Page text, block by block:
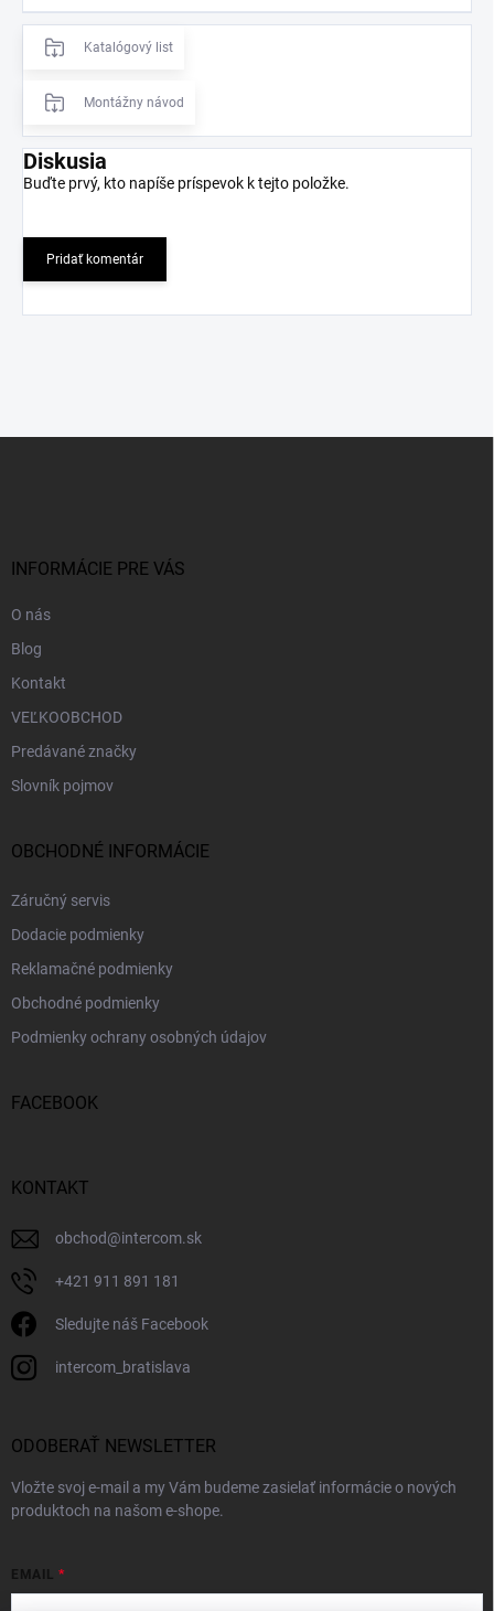
Katalógový list
Montážny návod
Diskusia
Buďte prvý, kto napíše príspevok k tejto položke.
Pridať komentár
INFORMÁCIE PRE VÁS
O nás
Blog
Kontakt
VEĽKOOBCHOD
Predávané značky
Slovník pojmov
OBCHODNÉ INFORMÁCIE
Záručný servis
Dodacie podmienky
Reklamačné podmienky
Obchodné podmienky
Podmienky ochrany osobných údajov
FACEBOOK
KONTAKT
obchod@intercom.sk
+421 911 891 181
Sledujte náš Facebook
intercom_bratislava
ODOBERAŤ NEWSLETTER
Vložte svoj e-mail a my Vám budeme zasielať informácie o nových
produktoch na našom e-shope.
EMAIL